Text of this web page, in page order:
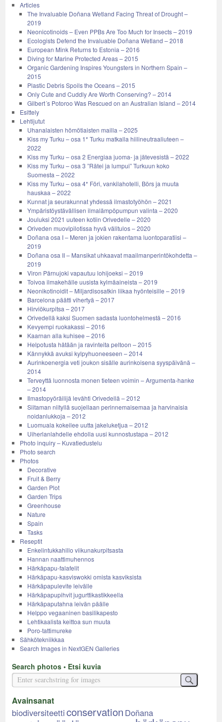
Articles
The Invaluable Doñana Wetland Facing Threat of Drought –
2019
Neonicotinoids – Even PPBs Are Too Much for Insects – 2019
Ecologists Defend the Invaluable Doñana Wetland – 2018
European Mink Returns to Estonia – 2016
Diving for Marine Protected Areas – 2015
Organic Gardening Inspires Youngsters in Northern Spain –
2015
Plastic Debris Spoils the Oceans – 2015
Only Cute and Cuddly Are Worth Conserving? – 2014
Gilbert´s Potoroo Was Rescued on an Australian Island – 2014
Esittely
Lehtijutut
Uhanalaisten hömötiaisten mailla – 2025
Kiss my Turku – osa 1* Turku matkalla hiilineutraaliuteen –
2022
Kiss my Turku – osa 2 Energiaa juoma- ja jätevesistä – 2022
Kiss my Turku – osa 3 ”Rätei ja lumpui” Turkuun koko
Suomesta – 2022
Kiss my Turku – osa 4* Föri, vankilahotelli, Börs ja muuta
hauskaa – 2022
Kunnat ja seurakunnat yhdessä ilmastotyöhön – 2021
Ympäristöystävällisen ilmalämpöpumpun valinta – 2020
Jouluksi 2021 uuteen kotiin Orivedelle – 2020
Oriveden muovipilotissa hyvä välitulos – 2020
Doñana osa I – Meren ja jokien rakentama luontoparatiisi –
2019
Doñana osa II – Mansikat uhkaavat maailmanperintökohdetta –
2019
Viron Pärnujoki vapautuu lohijoeksi – 2019
Toivoa ilmakehälle uusista kylmäaineista – 2019
Neonikotinoidit – Miljardisosatkin liikaa hyönteisille – 2019
Barcelona päätti vihertyä – 2017
Hirviökurpitsa – 2017
Orivedellä kaksi Suomen sadasta luontohelmestä – 2016
Kevyempi ruokakassi – 2016
Kaarnan alla kuhisee – 2016
Helpotusta hätään ja ravinteita peltoon – 2015
Kännykkä avuksi kylpyhuoneeseen – 2014
Aurinkoenergia veti joukon sisälle aurinkoisena syyspäivänä –
2014
Terveyttä luonnosta monen tieteen voimin – Argumenta-hanke
– 2014
Ilmastopyöräilijä levähti Orivedellä – 2012
Siitaman niityllä suojellaan perinnemaisemaa ja harvinaisia
noidanlukkoja – 2012
Luomuala kokeilee uutta jakeluketjua – 2012
Uiherlanlahdelle ehdolla uusi kunnostustapa – 2012
Photo inquiry – Kuvatiedustelu
Photo search
Photos
Decorative
Fruit & Berry
Garden Plot
Garden Trips
Greenhouse
Nature
Spain
Tasks
Reseptit
Enkelintukkahillo viikunakurpitsasta
Hannan naattimuhennos
Härkäpapu-falafelit
Härkäpapu-kasviswokki omista kasviksista
Härkäpapulevite leivälle
Härkäpapupihvit jugurttikastikkeella
Härkäpaputahna leivän päälle
Helppo vegaaninen basilikapesto
Lehtikaalista keittoa sun muuta
Poro-tattimureke
Sähkötekniikkaa
Search Images in NextGEN Galleries
Search photos • Etsi kuvia
Avainsanat
biodiversiteetticonservation Doñana